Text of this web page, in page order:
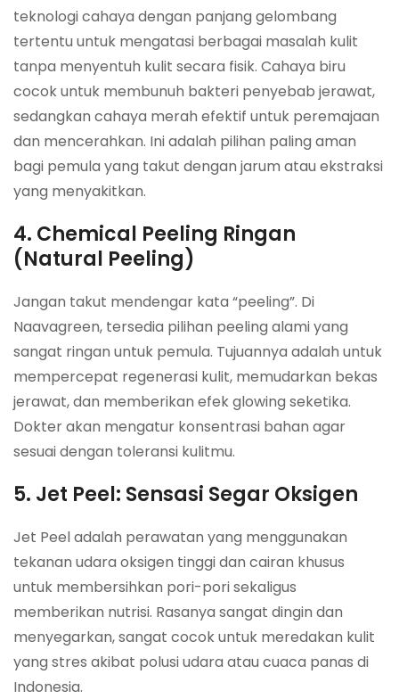
teknologi cahaya dengan panjang gelombang
tertentu untuk mengatasi berbagai masalah kulit
tanpa menyentuh kulit secara fisik. Cahaya biru
cocok untuk membunuh bakteri penyebab jerawat,
sedangkan cahaya merah efektif untuk peremajaan
dan mencerahkan. Ini adalah pilihan paling aman
bagi pemula yang takut dengan jarum atau ekstraksi
yang menyakitkan.
4. Chemical Peeling Ringan
(Natural Peeling)
Jangan takut mendengar kata “peeling”. Di
Naavagreen, tersedia pilihan peeling alami yang
sangat ringan untuk pemula. Tujuannya adalah untuk
mempercepat regenerasi kulit, memudarkan bekas
jerawat, dan memberikan efekglowing seketika.
Dokter akan mengatur konsentrasi bahan agar
sesuai dengan toleransi kulitmu.
5. Jet Peel: Sensasi Segar Oksigen
Jet Peel adalah perawatan yang menggunakan
tekanan udara oksigen tinggi dan cairan khusus
untuk membersihkan pori-pori sekaligus
memberikan nutrisi. Rasanya sangat dingin dan
menyegarkan, sangat cocok untuk meredakan kulit
yang stres akibat polusi udara atau cuaca panas di
Indonesia.